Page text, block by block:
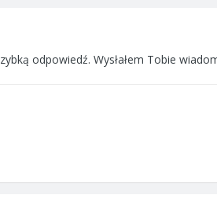
odpowiedź. Wysłałem Tobie